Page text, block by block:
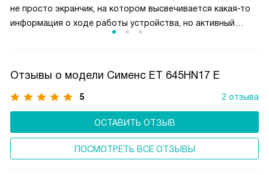
не просто экранчик, на котором высвечивается какая-то
информация о ходе работы устройства, но активный
скользящими движениями. Большинство моделей
варочных панелей Сименс оснащены дисплеями FullTouch
TFT, т. е. с них доступны все управленческие функции.
Отзывы о модели Сименс ET 645HN17 E
5 2 отзыва
ОСТАВИТЬ ОТЗЫВ
ПОСМОТРЕТЬ ВСЕ ОТЗЫВЫ